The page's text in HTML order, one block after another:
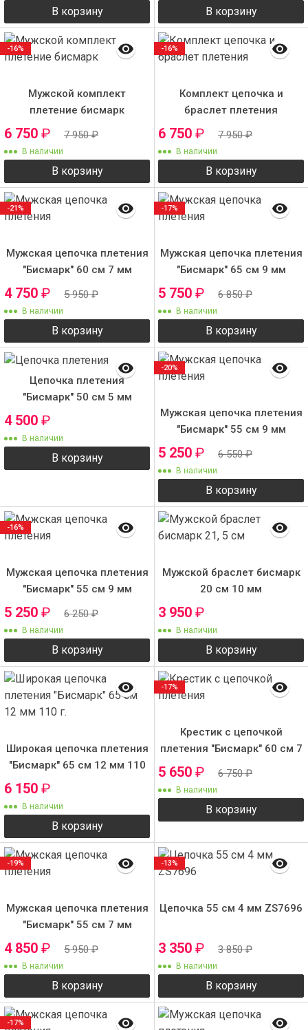
В корзину В корзину
Мужской комплект
плетение бисмарк
6 750 ₽ 7 950₽
В наличии
В корзину
-16%
Комплект цепочка и
браслет плетения
"бисмарк" 7 мм с крестиком
6 750 ₽ 7 950₽
В наличии
В корзину
-16%
Мужская цепочка плетения
"Бисмарк" 60 см 7 мм
4 750 ₽ 5 950₽
В наличии
В корзину
-21%
Мужская цепочка плетения
"Бисмарк" 65 см 9 мм
5 750 ₽ 6 850₽
В наличии
В корзину
-17%
Цепочка плетения
"Бисмарк" 50 см 5 мм
4 500 ₽
В наличии
В корзину
Мужская цепочка плетения
"Бисмарк" 55 см 9 мм
5 250 ₽ 6 550₽
В наличии
В корзину
-20%
Мужская цепочка плетения
"Бисмарк" 55 см 9 мм
5 250 ₽ 6 250₽
В наличии
В корзину
-16%
Мужской браслет бисмарк
20 см 10 мм
3 950 ₽
В наличии
В корзину
Широкая цепочка плетения
"Бисмарк" 65 см 12 мм 110
6 150 ₽
В наличии
В корзину
Крестик с цепочкой
плетения "Бисмарк" 60 см 7
5 650 ₽ 6 750₽
В наличии
В корзину
-17%
Мужская цепочка плетения
"Бисмарк" 55 см 7 мм
4 850 ₽ 5 950₽
В наличии
В корзину
-19%
Цепочка 55 см 4 мм ZS7696
3 350 ₽ 3 850₽
В наличии
В корзину
-13%
-17%